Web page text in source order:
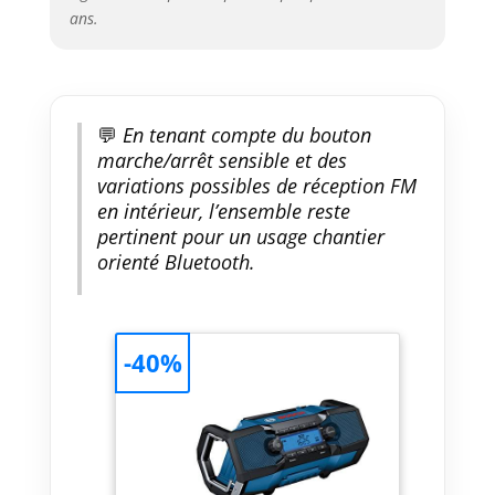
ans.
💬 En tenant compte du bouton
marche/arrêt sensible et des
variations possibles de réception FM
en intérieur, l’ensemble reste
pertinent pour un usage chantier
orienté Bluetooth.
-40%